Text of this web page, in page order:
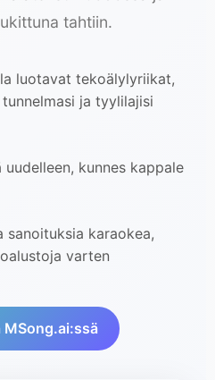
tahtiin.
luotavat tekoälylyriikat,
ja tyylilajisi
kunnes kappale
karaokea,
varten